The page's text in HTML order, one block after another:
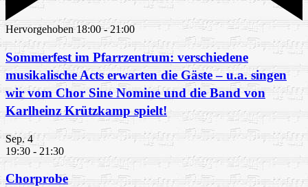
Hervorgehoben 18:00-21:00
Sommerfest im Pfarrzentrum: verschiedene
musikalische Acts erwarten die Gäste – u.a. singen
wir vom Chor Sine Nomine und die Band von
Karlheinz Krützkamp spielt!
Sep.4
19:30 - 21:30
Chorprobe